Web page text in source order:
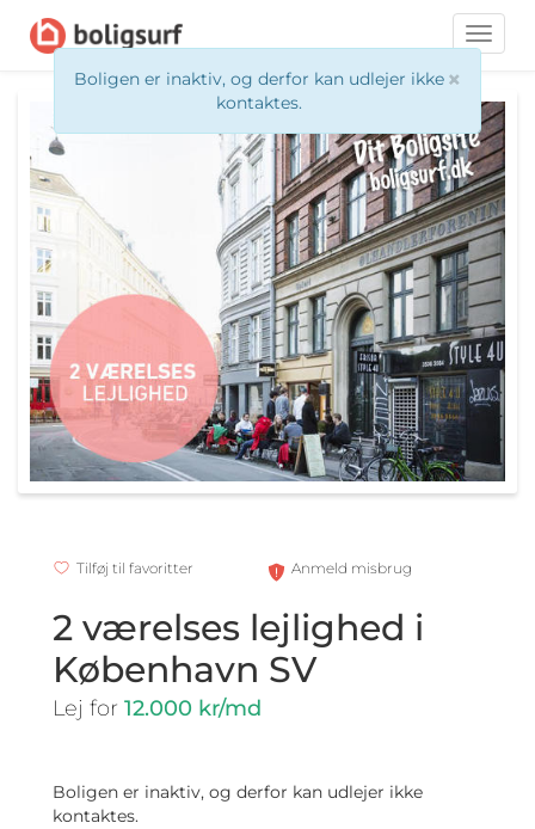
Toggle
×
Boligen er inaktiv, og derfor kan udlejer ikke
kontaktes.
Tilføj til favoritter Anmeld misbrug
2 værelses lejlighed i
København SV
Lej for 12.000 kr/md
Boligen er inaktiv, og derfor kan udlejer ikke
kontaktes.